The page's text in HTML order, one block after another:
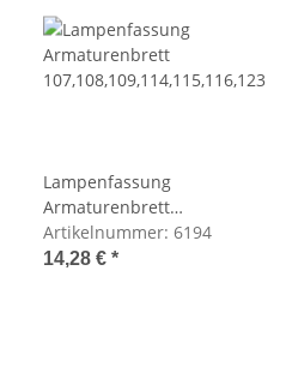
Lampenfassung
Armaturenbrett
107,108,109,114,115,116,123
Artikelnummer: 6194
14,28 € *